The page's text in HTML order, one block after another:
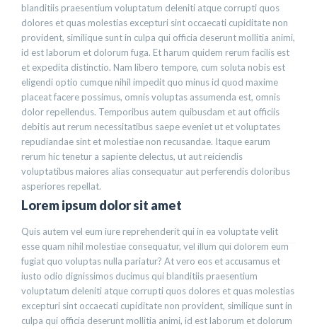
blanditiis praesentium voluptatum deleniti atque corrupti quos
dolores et quas molestias excepturi sint occaecati cupiditate non
provident, similique sunt in culpa qui officia deserunt mollitia animi,
id est laborum et dolorum fuga. Et harum quidem rerum facilis est
et expedita distinctio. Nam libero tempore, cum soluta nobis est
eligendi optio cumque nihil impedit quo minus id quod maxime
placeat facere possimus, omnis voluptas assumenda est, omnis
dolor repellendus. Temporibus autem quibusdam et aut officiis
debitis aut rerum necessitatibus saepe eveniet ut et voluptates
repudiandae sint et molestiae non recusandae. Itaque earum
rerum hic tenetur a sapiente delectus, ut aut reiciendis
voluptatibus maiores alias consequatur aut perferendis doloribus
asperiores repellat.
Lorem ipsum dolor sit amet
Quis autem vel eum iure reprehenderit qui in ea voluptate velit
esse quam nihil molestiae consequatur, vel illum qui dolorem eum
fugiat quo voluptas nulla pariatur? At vero eos et accusamus et
iusto odio dignissimos ducimus qui blanditiis praesentium
voluptatum deleniti atque corrupti quos dolores et quas molestias
excepturi sint occaecati cupiditate non provident, similique sunt in
culpa qui officia deserunt mollitia animi, id est laborum et dolorum